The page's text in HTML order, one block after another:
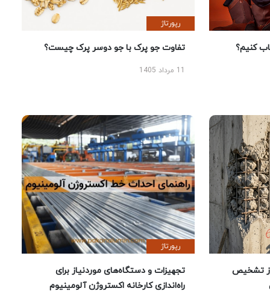
کنیم؟
رپورتاژ
تفاوت جو پرک با جو دوسر پرک چیست؟
تشخیص
رپورتاژ
تجهیزات و دستگاه‌های موردنیاز برای
راه‌اندازی کارخانه اکستروژن آلومینیوم